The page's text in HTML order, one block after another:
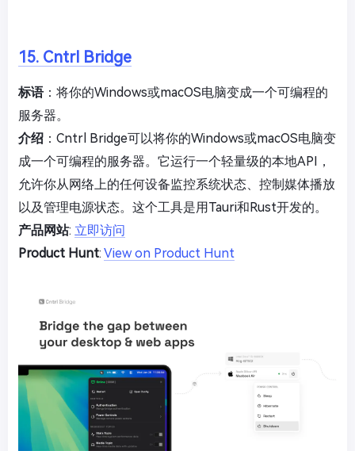
15. Cntrl Bridge
标语：将你的Windows或macOS电脑变成一个可编程的
服务器。
介绍 ：Cntrl Bridge可以将你的Windows或macOS电脑变
成一个可编程的服务器。它运行一个轻量级的本地API，
允许你从网络上的任何设备监控系统状态、控制媒体播放
以及管理电源状态。这个工具是用Tauri和Rust开发的。
产品网站: 立即访问
Product Hunt: View on Product Hunt